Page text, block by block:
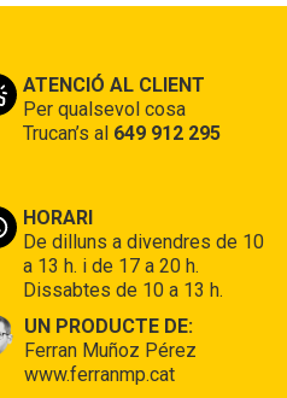
ATENCIÓ AL CLIENT
Per qualsevol cosa
Trucan’s al 649 912 295
HORARI
De dilluns a divendres de 10
a 13 h. i de 17 a 20 h.
Dissabtes de 10 a 13 h.
UN PRODUCTE DE:
Ferran Muñoz Pérez
www.ferranmp.cat